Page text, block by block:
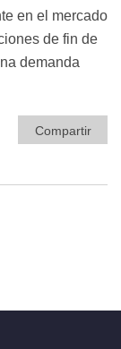
en el mercado
de fin de
demanda
Compartir